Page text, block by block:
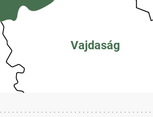
Vajdaság